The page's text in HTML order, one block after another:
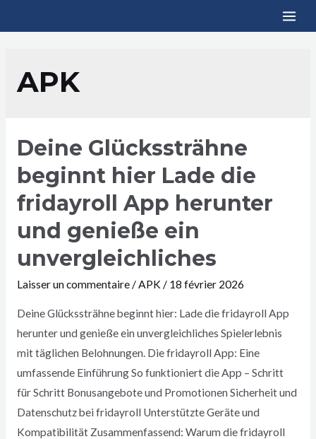
APK
Deine Glückssträhne
beginnt hier Lade die
fridayroll App herunter
und genieße ein
unvergleichliches
Laisser un commentaire/APK / 18 février 2026
Deine Glückssträhne beginnt hier: Lade die fridayroll App
herunter und genieße ein unvergleichliches Spielerlebnis
mit täglichen Belohnungen. Die fridayroll App: Eine
umfassende Einführung So funktioniert die App – Schritt
für Schritt Bonusangebote und Promotionen Sicherheit und
Datenschutz bei fridayroll Unterstützte Geräte und
Kompatibilität Zusammenfassend: Warum die fridayroll